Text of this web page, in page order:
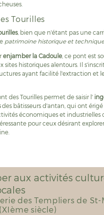
Tourilles
, bien que n'étant pas une
patrimoine historique et technique
enjamber la Cadoule, ce pont est
sites historiques alentours. Il
ayant facilité l'extraction et
des Tourilles permet de saisir l'
des bâtisseurs d'antan, qui ont
économiques et industrielles
pour ceux désirant
aux activités
des Templiers de
siècle)